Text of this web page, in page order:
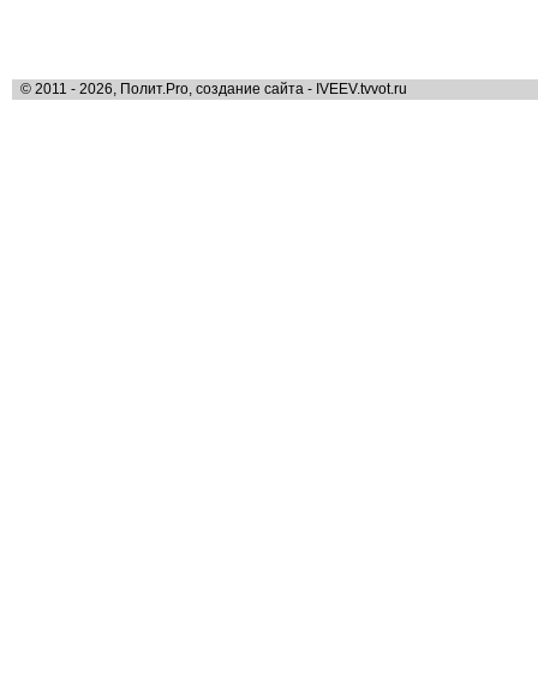
© 2011 - 2026, Полит.Pro, создание сайта - IVEEV.tvvot.ru